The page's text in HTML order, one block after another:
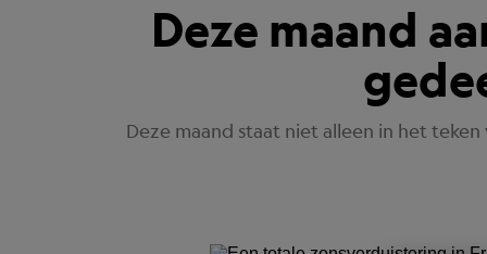
Deze maand
Deze maand staat niet alleen in het